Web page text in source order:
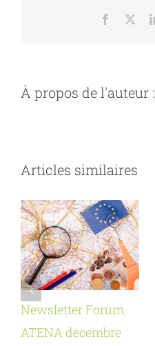
Facebook
À propos de l'auteur :
Articles similaires
Newsletter Forum
ATENA décembre